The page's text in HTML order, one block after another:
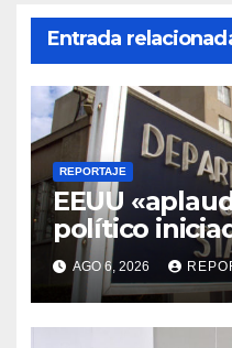
Entrada
REPORTAJE
EEUU
político
AGO 6, 2026